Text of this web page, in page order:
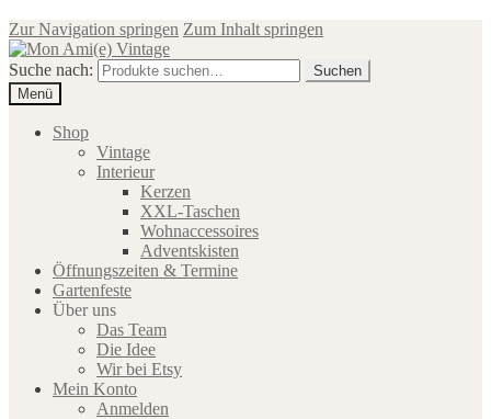
Zur Navigation springen Zum Inhalt springen
Suche nach:
Suchen
Menü
Shop
Vintage
Interieur
Kerzen
XXL-Taschen
Wohnaccessoires
Adventskisten
Öffnungszeiten & Termine
Gartenfeste
Über uns
Das Team
Die Idee
Wir bei Etsy
Mein Konto
Anmelden